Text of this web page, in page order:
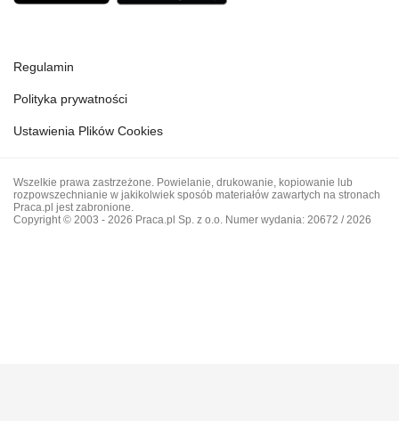
Regulamin
Polityka prywatności
Ustawienia Plików Cookies
Wszelkie prawa zastrzeżone. Powielanie, drukowanie, kopiowanie lub
rozpowszechnianie w jakikolwiek sposób materiałów zawartych na stronach
Praca.pl jest zabronione.
Copyright © 2003 - 2026 Praca.pl Sp. z o.o. Numer wydania: 20672 / 2026